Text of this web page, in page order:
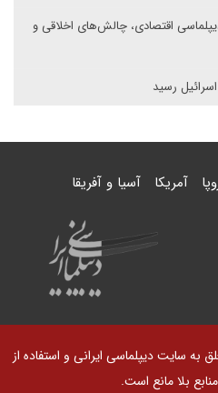
اقتصادی، چالش‌های اخلاقی و
آمریکا آسیا و آفریقا
سایت دیپلماسی ایرانی و استفاده از
بلا مانع است.